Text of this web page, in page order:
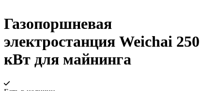
Газопоршневая
электростанция Weichai 250
кВт для майнинга